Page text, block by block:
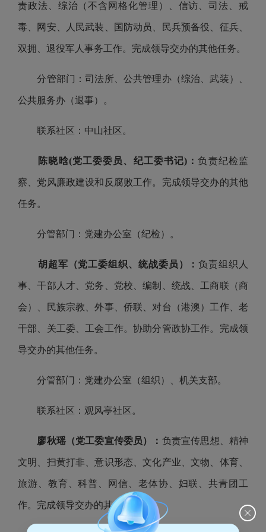
责政法、综治（不含网格化管理）、信访、司法、戒
毒、网安、人民武装、国防动员、民兵预备役、征兵、
双拥、退役军人事务工作。完成领导交办的其他任务。
分管部门：司法所、公共管理办（综治、武装）、
公共服务办（退事）。
联系社区：中山社区。
陈晓晗(党工委委员、纪工委书记)： 负责纪检监
察、党风廉政建设和反腐败工作。完成领导交办的其他
任务。
分管部门：党建办公室（纪检）。
胡超军（党工委组织、统战委员）： 负责组织人
事、干部人才、党务、党校、编制、统战、工商联（商
会）、民族宗教、外事、侨联、对台（港澳）工作、老
干部、关工委、工会工作。协助分管政协工作。完成领
导交办的其他任务。
分管部门：党建办公室（组织）、机关支部。
联系社区：观风亭社区。
廖秋瑶（党工委宣传委员） ： 负责宣传思想、精神
文明、扫黄打非、意识形态、文化产业、文物、体育、
旅游、教育、科普、网信、老体协、妇联、共青团工
作。完成领导交办的其他任务。